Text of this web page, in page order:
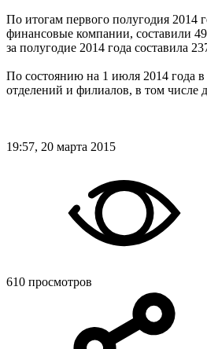
По итогам первого полугодия
финансовые компании, составили
за полугодие 2014 года составила
По состоянию на 1 июля 2014 года
отделений и филиалов, в том
19:57, 20 марта 2015
610 просмотров